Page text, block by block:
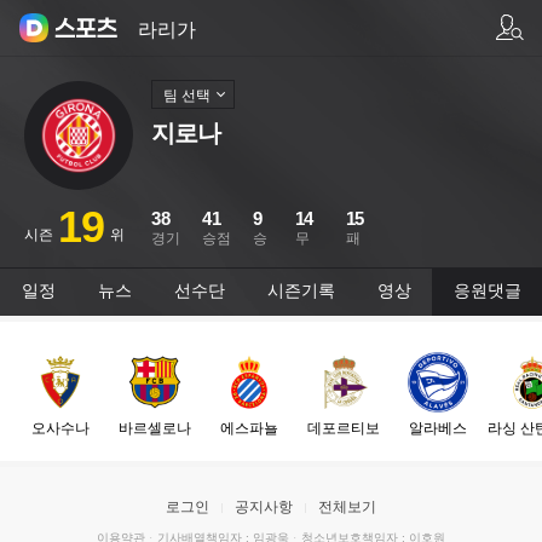
라리가
지로나
시즌 19 위 경기
38
승점
41
승
9
무
14
패
15
팀 선택
일정 뉴스 선수단 시즌기록 영상 응원댓글
오사수나 바르셀로나 에스파뇰 데포르티보 알라베스 라싱 산
로그인 공지사항 전체보기
이용약관 · 기사배열책임자 : 임광욱 · 청소년보호책임자 : 이호원